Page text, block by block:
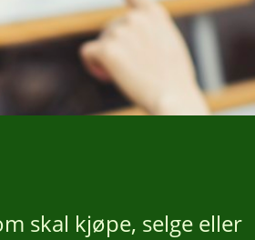
skal kjøpe, selge eller